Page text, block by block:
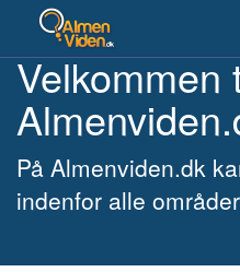
Velkommen
På Almenviden.dk
indenfor alle